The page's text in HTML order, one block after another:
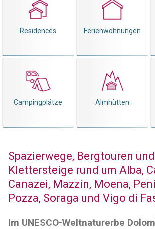
Residences Ferienwohnungen
Campingplätze Almhütten
Spazierwege, Bergtouren und
Klettersteige rund um Alba,
Canazei, Mazzin, Moena,
Pozza, Soraga und Vigo di
Im UNESCO-Weltnaturerbe